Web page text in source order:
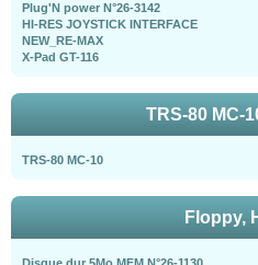
Plug'N power N°26-3142
HI-RES JOYSTICK INTERFACE
NEW_RE-MAX
X-Pad GT-116
TRS-80 MC-
TRS-80 MC-10
Floppy,